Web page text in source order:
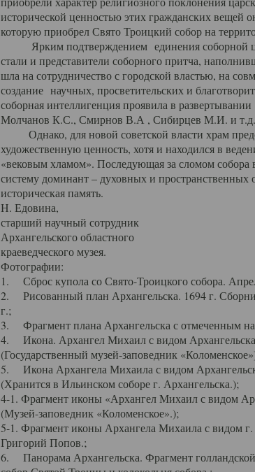
исторической ценностью этих гражданских вещей
которую приобрел Свято Троицкий собор на
Ярким подтверждением единения соборной
стали и представители соборного притча,
шла на сотрудничество с городской властью, на
создание научных, просветительских и
соборная интеллигенция проявила в
Молчанов К.С., Смирнов В.А , Сибирцев М.И. и т.д.
Однако, для новой советской власти храм
художественную ценность, хотя и находился в
«вековым хламом». Последующая за сломом собора
систему доминант – духовных и пространственных
историческая память.
Н. Едовина,
старший научный сотрудник
Архангельского областного
краеведческого музея.
Фотографии:
1. Сброс купола со Свято-Троицкого собора.
2. Рисованный план Архангельска. 1694 г.
г.;
3. Фрагмент плана Архангельска с отмеченным
4. Икона. Архангел Михаил с видом
(Государственный музей-заповедник
5. Икона Архангела Михаила с видом
(Хранится в Ильинском соборе г. Архангельска.);
4-1. Фрагмент иконы «Архангел Михаил с видом
(Музей-заповедник «Коломенское».);
5-1. Фрагмент иконы Архангела Михаила с видом
Григорий Попов.;
6. Панорама Архангельска. Фрагмент